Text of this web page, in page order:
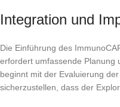
Integration und
Die Einführung des
erfordert umfassende Planung
beginnt mit der Evaluierung
sicherzustellen, dass der